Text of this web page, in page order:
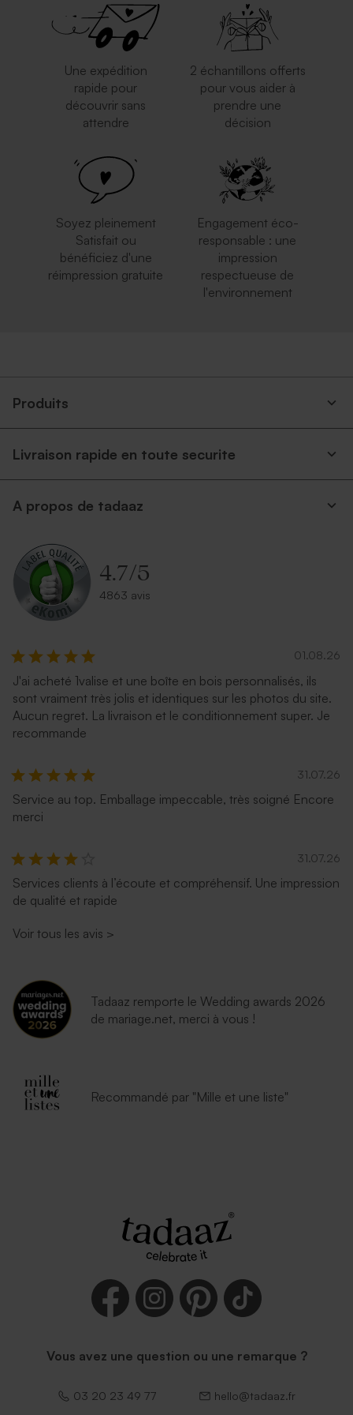
Enveloppe naissance rose
nude
Enveloppe rose pâle
Enveloppe naissance papier
naturel mouchetée
Enveloppe naissance dorée Enveloppe fuchsia tendance
lavande
Enveloppe naissance rouille
Une expédition
rapide pour
découvrir sans
attendre
2 échantillons offerts
pour vous aider à
prendre une
décision
Soyez pleinement
Satisfait ou
bénéficiez d'une
réimpression gratuite
Engagement éco-
responsable : une
impression
respectueuse de
l'environnement
Produits
Livraison rapide en toute securite
A propos de tadaaz
4.7/5
4863 avis
01.08.26
J'ai acheté 1valise et une boîte en bois personnalisés, ils
sont vraiment très jolis et identiques sur les photos du site.
Aucun regret. La livraison et le conditionnement super. Je
recommande
31.07.26
Service au top. Emballage impeccable, très soigné Encore
merci
31.07.26
Services clients à l’écoute et compréhensif. Une impression
de qualité et rapide
Voir tous les avis >
Tadaaz remporte le Wedding awards 2026
de mariage.net, merci à vous !
Recommandé par "Mille et une liste"
Vous avez une question ou une remarque ?
03 20 23 49 77 hello@tadaaz.fr